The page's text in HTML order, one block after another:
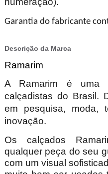
Garantia do fabricante
Descrição da Marca
Ramarim
A Ramarim é uma
calçadistas do Brasil.
em pesquisa, moda,
inovação.
Os calçados
qualquer peça do seu
com um visual